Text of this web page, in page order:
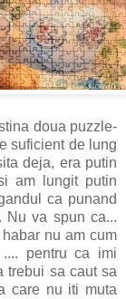
doua puzzle-
suficient de lung
deja, era putin
am lungit putin
ca punand
Nu va spun ca...
nu am cum
pentru ca imi
trebui sa caut sa
care nu iti muta